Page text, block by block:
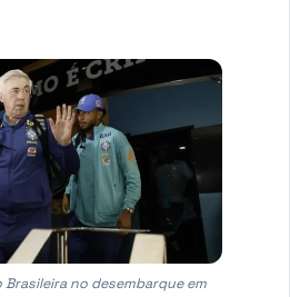
Brasileira no desembarque em